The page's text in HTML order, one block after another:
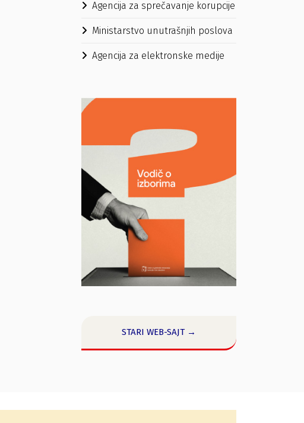
Agencija za sprečavanje korupcije
Ministarstvo unutrašnjih poslova
Agencija za elektronske medije
STARI WEB-SAJT →